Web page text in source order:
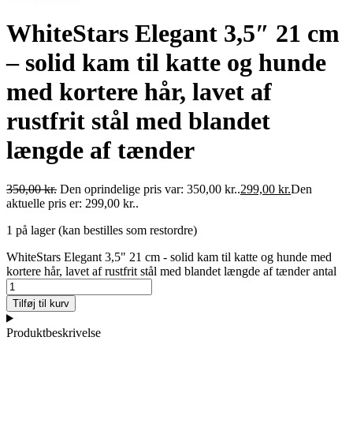
WhiteStars Elegant 3,5″ 21 cm
– solid kam til katte og hunde
med kortere hår, lavet af
rustfrit stål med blandet
længde af tænder
350,00kr. Den oprindelige pris var: 350,00 kr..299,00 kr.Den
aktuelle pris er: 299,00 kr..
1 på lager (kan bestilles som restordre)
WhiteStars Elegant 3,5" 21 cm - solid kam til katte og hunde med
kortere hår, lavet af rustfrit stål med blandet længde af tænder antal
Tilføj til kurv
Produktbeskrivelse